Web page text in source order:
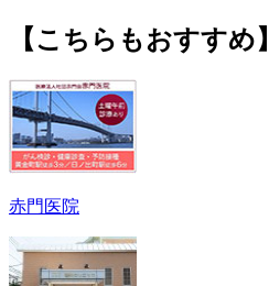
【こちらもおすすめ】
赤門医院